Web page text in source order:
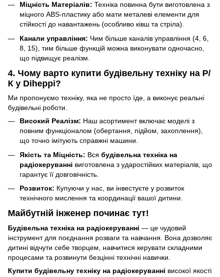
Міцність Матеріалів: Техніка повинна бути виготовлена з
міцного ABS-пластику або мати металеві елементи для
стійкості до навантажень (особливо ківш та стріла).
Канали управління: Чим більше каналів управління (4, 6,
8, 15), тим більше функцій можна виконувати одночасно,
що підвищує реалізм.
4. Чому варто купити будівельну техніку на Р/
К у Diheppi?
Ми пропонуємо техніку, яка не просто їде, а виконує реальні
будівельні роботи.
Високий Реалізм: Наш асортимент включає моделі з
повним функціоналом (обертання, підйом, захоплення),
що точно імітують справжні машини.
Якість та Міцність: Вся будівельна техніка на
радіокеруванні виготовлена з ударостійких матеріалів, що
гарантує її довговічність.
Розвиток: Купуючи у нас, ви інвестуєте у розвиток
технічного мислення та координації вашої дитини.
Майбутній інженер починає тут!
Будівельна техніка на радіокеруванні — це чудовий
інструмент для поєднання розваги та навчання. Вона дозволяє
дитині відчути себе творцем, навчитися керувати складними
процесами та розвинути безцінні технічні навички.
Купити будівельну техніку на радіокеруванні високої якості